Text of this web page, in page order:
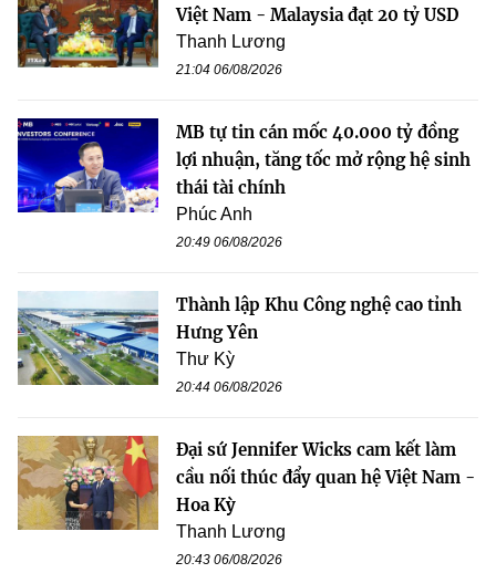
Việt Nam - Malaysia đạt 20 tỷ USD
Thanh Lương
21:04 06/08/2026
MB tự tin cán mốc 40.000 tỷ đồng
lợi nhuận, tăng tốc mở rộng hệ sinh
thái tài chính
Phúc Anh
20:49 06/08/2026
Thành lập Khu Công nghệ cao tỉnh
Hưng Yên
Thư Kỳ
20:44 06/08/2026
Đại sứ Jennifer Wicks cam kết làm
cầu nối thúc đẩy quan hệ Việt Nam -
Hoa Kỳ
Thanh Lương
20:43 06/08/2026